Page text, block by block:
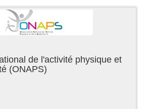
de l'activité physique et
(ONAPS)